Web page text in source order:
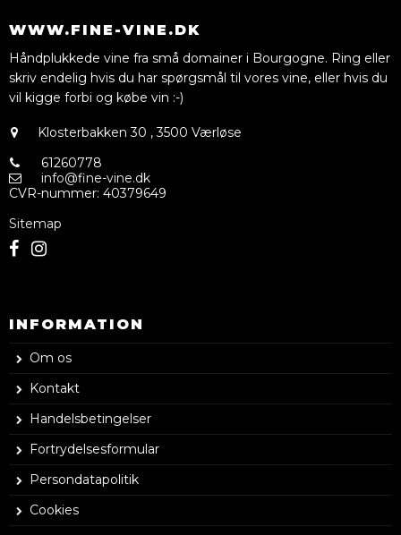
WWW.FINE-VINE.DK
Håndplukkede vine fra små domainer i Bourgogne. Ring eller
skriv endelig hvis du har spørgsmål til vores vine, eller hvis du
vil kigge forbi og købe vin :-)
Klosterbakken 30 ,3500 Værløse
61260778
info@fine-vine.dk
CVR-nummer: 40379649
Sitemap
INFORMATION
Om os
Kontakt
Handelsbetingelser
Fortrydelsesformular
Persondatapolitik
Cookies